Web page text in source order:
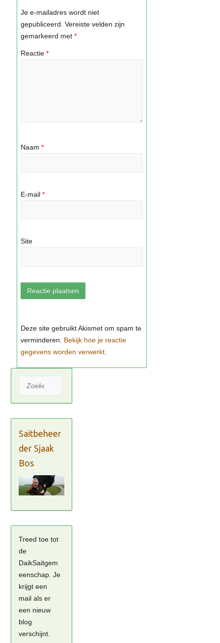
Je e-mailadres wordt niet
gepubliceerd. Vereiste velden zijn
gemarkeerd met *
Reactie *
Naam *
E-mail *
Site
Bekijk hoe je reactie
gegevens worden verwerkt
Zoeken
Saitbeheer
der Sjaak
Bos
Treed toe tot
de
DaikSaitgem
eenschap. Je
krijgt een
mail als er
een nieuw
blog
verschijnt.